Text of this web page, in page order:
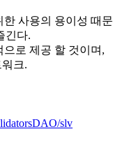
사용의 용이성 때문
긴다.
로 제공 할 것이며,
크.
slv